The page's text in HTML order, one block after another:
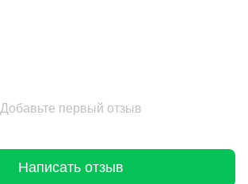
Добавьте первый отзыв
Написать отзыв